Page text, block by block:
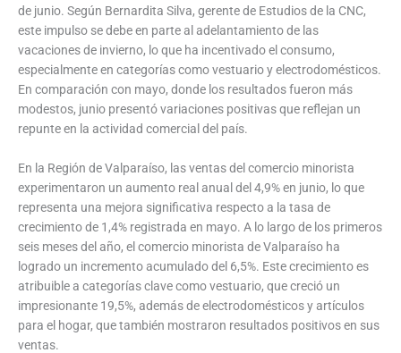
de junio. Según Bernardita Silva, gerente de Estudios de la CNC,
este impulso se debe en parte al adelantamiento de las
vacaciones de invierno, lo que ha incentivado el consumo,
especialmente en categorías como vestuario y electrodomésticos.
En comparación con mayo, donde los resultados fueron más
modestos, junio presentó variaciones positivas que reflejan un
repunte en la actividad comercial del país.
En la Región de Valparaíso, las ventas del comercio minorista
experimentaron un aumento real anual del 4,9% en junio, lo que
representa una mejora significativa respecto a la tasa de
crecimiento de 1,4% registrada en mayo. A lo largo de los primeros
seis meses del año, el comercio minorista de Valparaíso ha
logrado un incremento acumulado del 6,5%. Este crecimiento es
atribuible a categorías clave como vestuario, que creció un
impresionante 19,5%, además de electrodomésticos y artículos
para el hogar, que también mostraron resultados positivos en sus
ventas.